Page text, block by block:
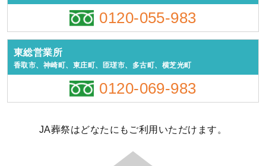
0120-055-983
東総営業所
香取市、神崎町、東庄町、匝瑳市、多古町、横芝光町
0120-069-983
JA葬祭はどなたにもご利用いただけます。